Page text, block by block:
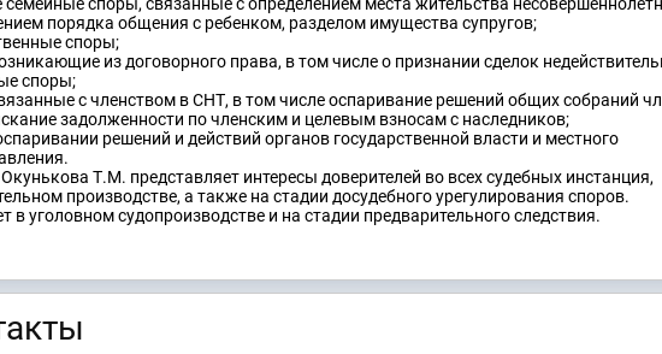
порядка общения с ребенком, разделом имущества супругов;
споры;
из договорного права, в том числе о признании сделок
споры;
с членством в СНТ, в том числе оспаривание решений общих собраний
задолженности по членским и целевым взносам с наследников;
решений и действий органов государственной власти и местного
Т.М. представляет интересы доверителей во всех судебных инстанция,
производстве, а также на стадии досудебного урегулирования споров.
в уголовном судопроизводстве и на стадии предварительного следствия.